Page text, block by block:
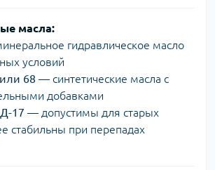
масла:
гидравлическое масло
условий
68 — синтетические масла с
добавками
17 — допустимы для старых
стабильны при перепадах